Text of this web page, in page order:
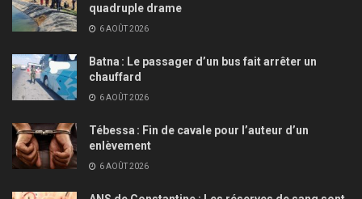
quadruple drame
6 AOÛT 2026
Batna : Le passager d’un bus fait arrêter un
chauffard
6 AOÛT 2026
Tébessa : Fin de cavale pour l’auteur d’un
enlèvement
6 AOÛT 2026